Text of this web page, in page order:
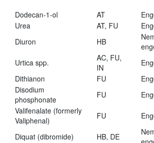
Dodecan-1-ol
AT
Urea
AT, FU
Diuron
HB
Urtica spp.
AC, FU,
IN
Dithianon
FU
Disodium
phosphonate
FU
Valifenalate (formerly
Valiphenal)
FU
Diquat (dibromide) HB, DE